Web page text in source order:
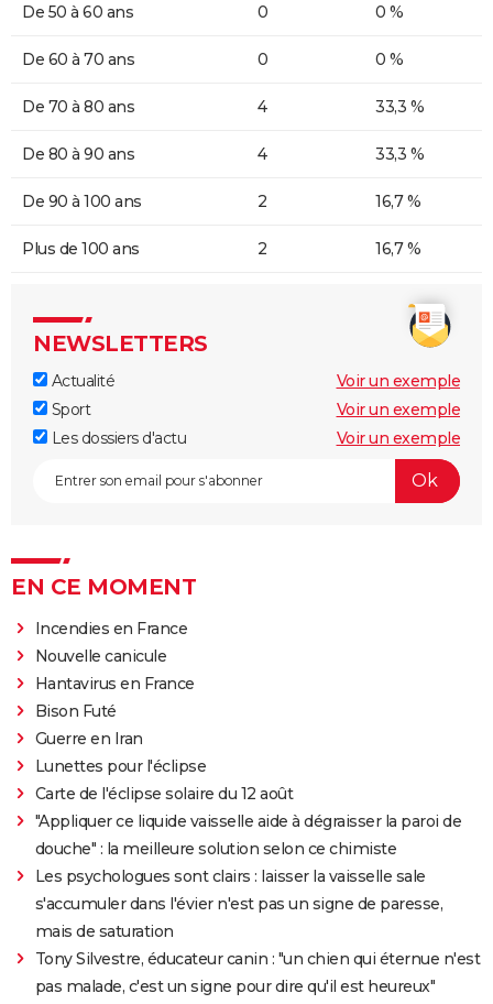
De 50 à 60 ans 0 0 %
De 60 à 70 ans 0 0 %
De 70 à 80 ans 4 33,3 %
De 80 à 90 ans 4 33,3 %
De 90 à 100 ans 2 16,7 %
Plus de 100 ans 2 16,7 %
NEWSLETTERS
Actualité
Voir un exemple
Sport
Voir un exemple
Les dossiers d'actu
Voir un exemple
EN CE MOMENT
Incendies en France
Nouvelle canicule
Hantavirus en France
Bison Futé
Guerre en Iran
Lunettes pour l'éclipse
Carte de l'éclipse solaire du 12 août
"Appliquer ce liquide vaisselle aide à dégraisser la paroi de
douche" : la meilleure solution selon ce chimiste
Les psychologues sont clairs : laisser la vaisselle sale
s'accumuler dans l'évier n'est pas un signe de paresse,
mais de saturation
Tony Silvestre, éducateur canin : "un chien qui éternue n'est
pas malade, c'est un signe pour dire qu'il est heureux"